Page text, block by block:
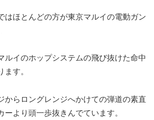
はほとんどの方が東京マルイの電動ガン
ルイのホップシステムの飛び抜けた命中
ます。
からロングレンジへかけての弾道の素直
ーより頭一歩抜きんでています。